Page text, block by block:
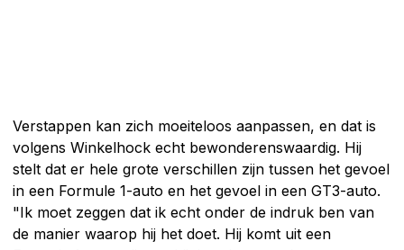
Verstappen kan zich moeiteloos aanpassen, en dat is
volgens Winkelhock echt bewonderenswaardig. Hij
stelt dat er hele grote verschillen zijn tussen het gevoel
in een Formule 1-auto en het gevoel in een GT3-auto.
"Ik moet zeggen dat ik echt onder de indruk ben van
de manier waarop hij het doet. Hij komt uit een